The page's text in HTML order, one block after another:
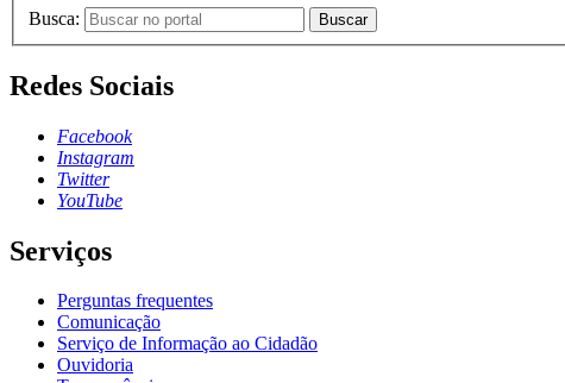
Busca: Buscar
Redes Sociais
Facebook
Instagram
Twitter
YouTube
Serviços
Perguntas frequentes
Comunicação
Serviço de Informação ao Cidadão
Ouvidoria